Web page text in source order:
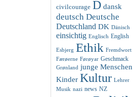
civilcourage D dansk
deutsch Deutsche
Deutschland DK Dänisch
einsichtig Englisch English
Esbjerg Ethik Fremdwort
Færøerne Førøyar Geschmack
Grønland junge Menschen
Kinder Kultur Lehrer
Musik nazi news NZ